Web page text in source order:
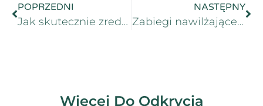
POPRZEDNI
Jak skutecznie zredukować widoczność porów po lecie?
NASTĘPNY
Zabiegi nawilżające, które warto wykonać jesienią
Więcej Do Odkrycia